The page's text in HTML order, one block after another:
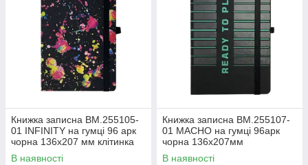
Книжка записна BM.255105-
01 INFINITY на гумці 96 арк
чорна 136х207 мм клітинка
(10)
В наявності
Книжка записна BM.255107-
01 MACHO на гумці 96арк
чорна 136х207мм
кліт,офс.крем.,тв.лам.обк(10)
В наявності